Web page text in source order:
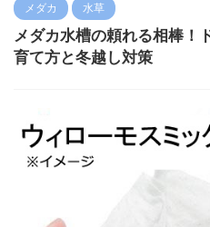
メダカ 水草
メダカ水槽の頼れる相棒！
育て方と冬越し対策